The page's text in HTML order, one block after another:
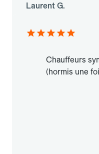
Laurent G.
Chauffeurs
(hormis une